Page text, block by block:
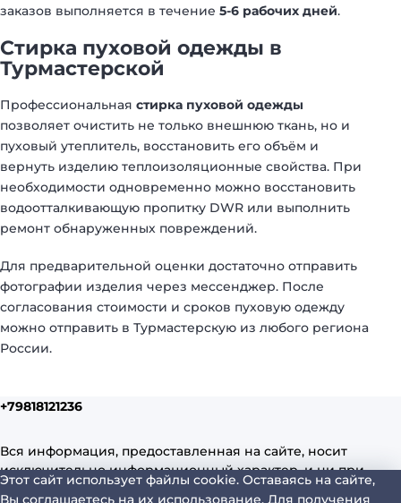
заказов выполняется в течение 5-6 рабочих дней.
Стирка пуховой одежды в
Турмастерской
Профессиональная стирка пуховой одежды
позволяет очистить не только внешнюю ткань, но и
пуховый утеплитель, восстановить его объём и
вернуть изделию теплоизоляционные свойства. При
необходимости одновременно можно восстановить
водоотталкивающую пропитку DWR или выполнить
ремонт обнаруженных повреждений.
Для предварительной оценки достаточно отправить
фотографии изделия через мессенджер. После
согласования стоимости и сроков пуховую одежду
можно отправить в Турмастерскую из любого региона
России.
+79818121236
Вся информация, предоставленная на сайте, носит
исключительно информационный характер, и ни при
каких условиях не является публичной офертой,
Этот сайт использует файлы cookie. Оставаясь на сайте,
Вы соглашаетесь на их использование. Для получения